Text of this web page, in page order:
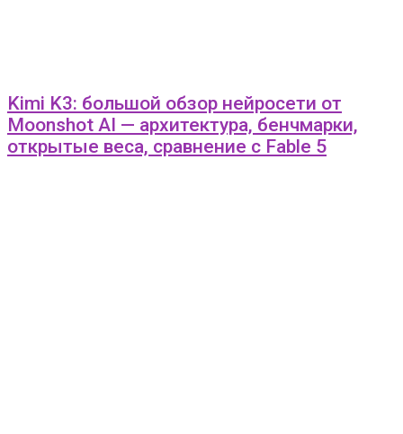
Kimi K3: большой обзор нейросети от
Moonshot AI — архитектура, бенчмарки,
открытые веса, сравнение с Fable 5